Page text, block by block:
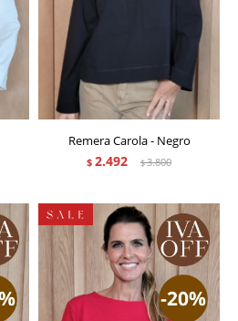
Remera Carola - Negro
$ 2.492 $3.800